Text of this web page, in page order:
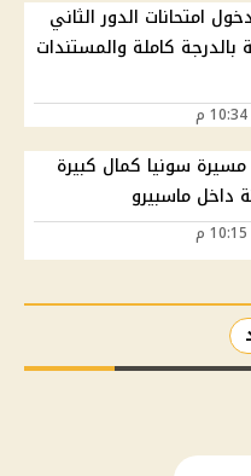
امتحانات الدور الثاني
بالدرجة كاملة والمستندات
سونيا كمال كبيرة
داخل ماسبيرو